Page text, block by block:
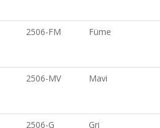
2506-FM Füme
2506-MV Mavi
2506-G Gri